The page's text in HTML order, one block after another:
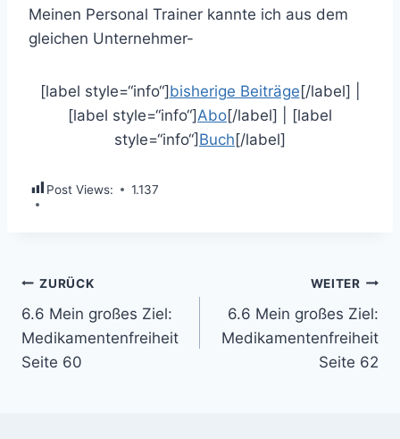
Meinen Personal Trainer kannte ich aus dem
gleichen Unternehmer-
[label style=“info“]bisherige Beiträge[/label] |
[label style=“info“]Abo[/label] | [label
style=“info“] Buch[/label]
Post Views: 1.137
Beitragsnavigation
ZURÜCK
6.6 Mein großes Ziel:
Medikamentenfreiheit
Seite 60
WEITER
6.6 Mein großes Ziel:
Medikamentenfreiheit
Seite 62